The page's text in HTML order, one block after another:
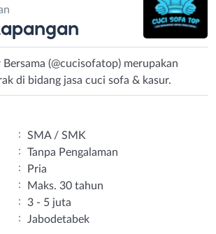
Bersama (@cucisofatop) merupakan
di bidang jasa cuci sofa & kasur.
:
SMA / SMK
:
Tanpa Pengalaman
:
Pria
:
Maks. 30 tahun
:
3 - 5 juta
: Jabodetabek